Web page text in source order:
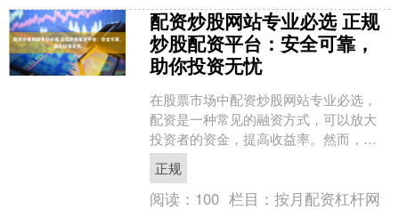
配资炒股网站专业必选 正规
炒股配资平台：安全可靠，
助你投资无忧
在股票市场中配资炒股网站专业必选，
配资是一种常见的融资方式，可以放大
投资者的资金，提高收益率。然而，选
择正规可靠的炒股配资平台至关重要，
以保障资金安全和投资收益....
正规
阅读： 100 栏目：按月配资杠杆网